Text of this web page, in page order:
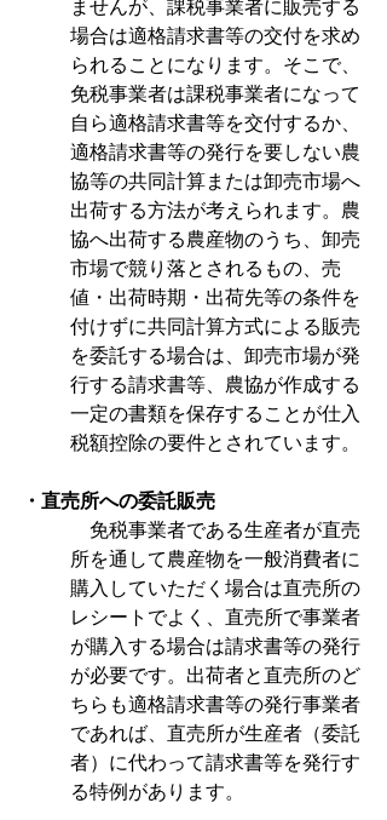
ませんが、課税事業者に販売する
場合は適格請求書等の交付を求め
られることになります。そこで、
免税事業者は課税事業者になって
自ら適格請求書等を交付するか、
適格請求書等の発行を要しない農
協等の共同計算または卸売市場へ
出荷する方法が考えられます。農
協へ出荷する農産物のうち、卸売
市場で競り落とされるもの、売
値・出荷時期・出荷先等の条件を
付けずに共同計算方式による販売
を委託する場合は、卸売市場が発
行する請求書等、農協が作成する
一定の書類を保存することが仕入
税額控除の要件とされています。
・直売所への委託販売
免税事業者である生産者が直売
所を通して農産物を一般消費者に
購入していただく場合は直売所の
レシートでよく、直売所で事業者
が購入する場合は請求書等の発行
が必要です。出荷者と直売所のど
ちらも適格請求書等の発行事業者
であれば、直売所が生産者（委託
者）に代わって請求書等を発行す
る特例があります。